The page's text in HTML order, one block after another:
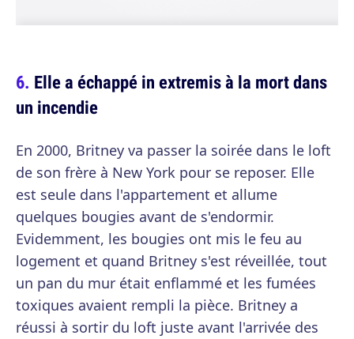
Elle a échappé in extremis à la mort dans
un incendie
En 2000, Britney va passer la soirée dans le loft
de son frère à New York pour se reposer. Elle
est seule dans l'appartement et allume
quelques bougies avant de s'endormir.
Evidemment, les bougies ont mis le feu au
logement et quand Britney s'est réveillée, tout
un pan du mur était enflammé et les fumées
toxiques avaient rempli la pièce. Britney a
réussi à sortir du loft juste avant l'arrivée des